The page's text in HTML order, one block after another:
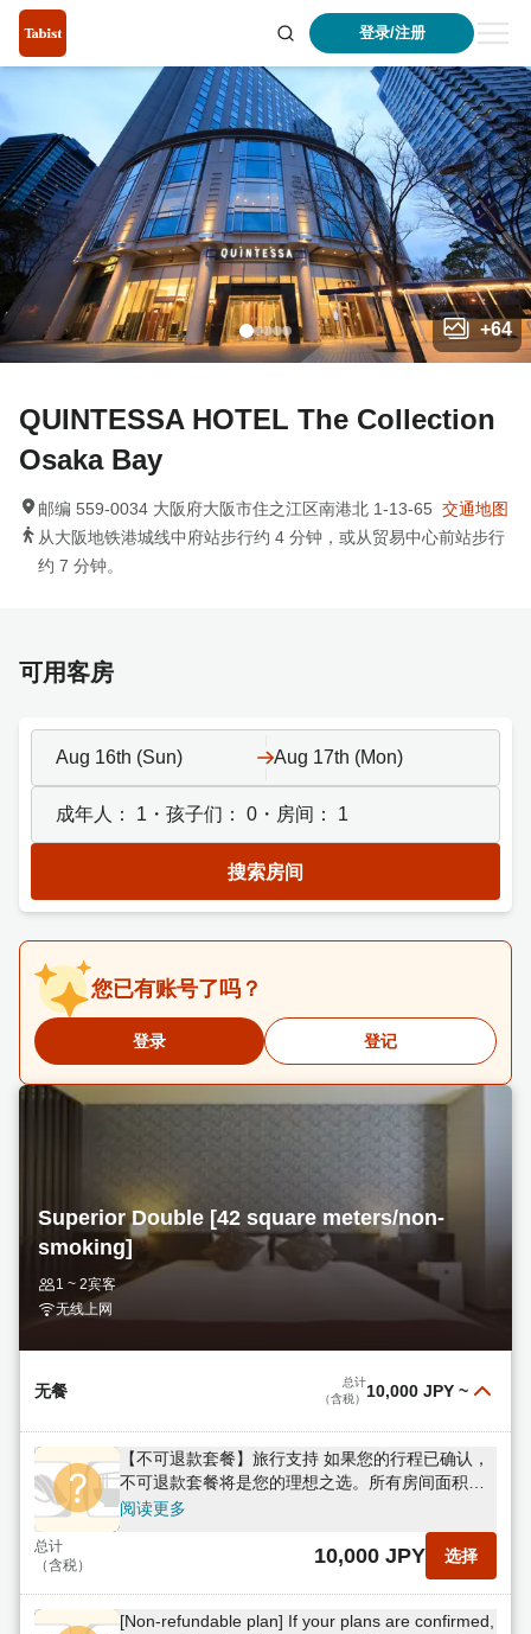
登录/注册
+64
QUINTESSA HOTEL The Collection
Osaka Bay
邮编 559-0034 大阪府大阪市住之江区南港北 1-13-65 交通地图
从大阪地铁港城线中府站步行约 4 分钟，或从贸易中心前站步行
约 7 分钟。
可用客房
Aug 16th (Sun) Aug 17th (Mon)
成年人： 1 ・孩子们： 0 ・房间： 1
搜索房间
您已有账号了吗？
登录 登记
Superior Double [42 square meters/non-
smoking]
1 ~ 2宾客
无线上网
无餐
总计
（含税） 10,000 JPY ~
【不可退款套餐】旅行支持 如果您的行程已确认，
不可退款套餐将是您的理想之选。所有房间面积均
在42平方米以上，不含餐食。
阅读更多
总计
（含税）
10,000 JPY 选择
[Non-refundable plan] If your plans are confirmed,